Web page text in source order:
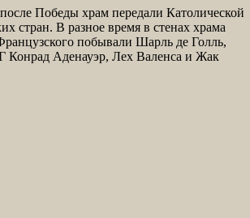
после Победы храм передали Католической
стран. В разное время в стенах храма
побывали Шарль де Голль,
Конрад Аденауэр, Лех Валенса и Жак